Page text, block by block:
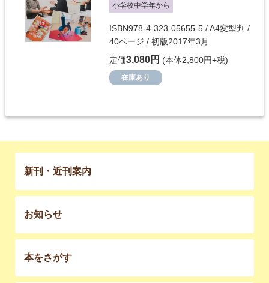
小学校中学年から
ISBN978-4-323-05655-5 / A4変型判 /
40ページ / 初版2017年3月
定価3,080円 (本体2,800円+税)
在庫あり
新刊・近刊案内
お知らせ
本をさがす